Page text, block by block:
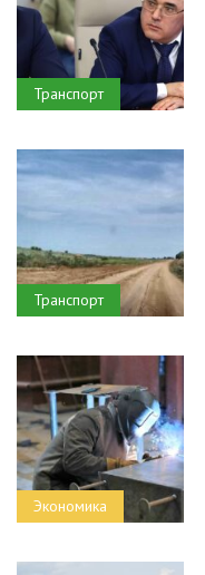
Транспорт
Транспорт
Экономика